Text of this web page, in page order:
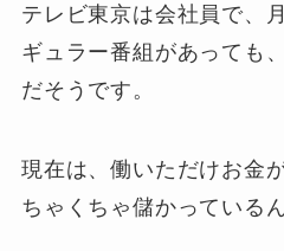
テレビ東京は会社員で、
ギュラー番組があっても
だそうです。
現在は、働いただけお金
ちゃくちゃ儲かっている